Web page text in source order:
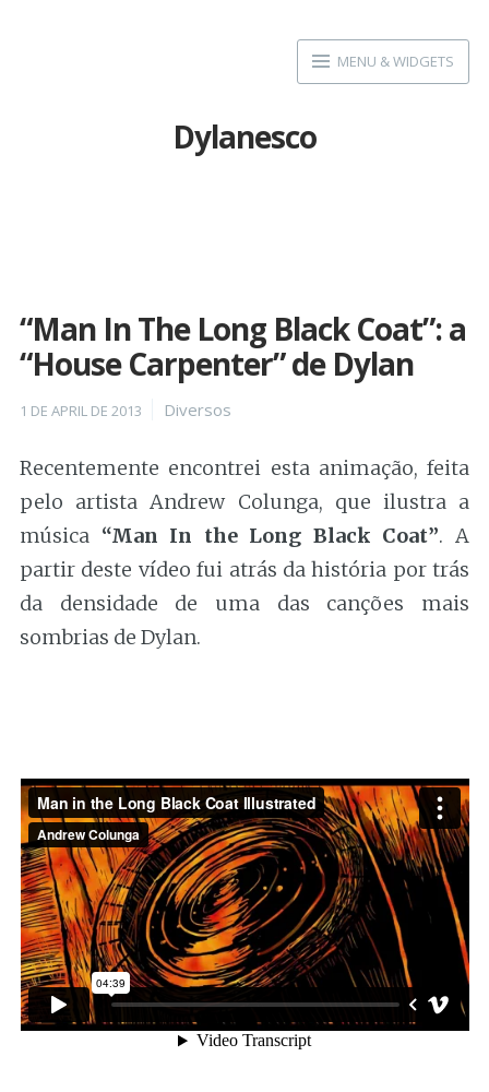
MENU & WIDGETS
Dylanesco
“Man In The Long Black Coat”: a
“House Carpenter” de Dylan
Posted
1 DE APRIL DE 2013 Categories
Diversos
Recentemente encontrei esta animação, feita
pelo artista Andrew Colunga, que ilustra a
música “Man In the Long Black Coat”. A
partir deste vídeo fui atrás da história por trás
da densidade de uma das canções mais
sombrias de Dylan.